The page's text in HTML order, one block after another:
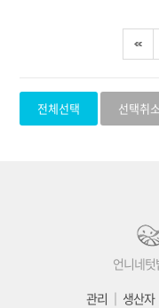
전체선택 선택취소
언니네
관리 │ 생산자